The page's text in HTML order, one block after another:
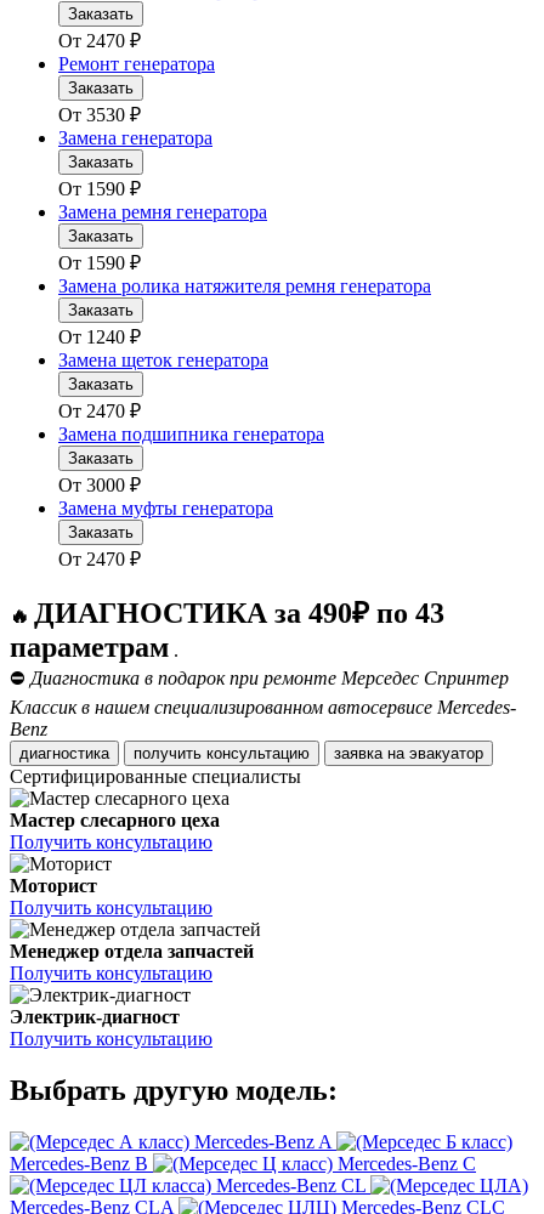
Заказать
От 2470 ₽
Ремонт генератора
Заказать
От 3530 ₽
Замена генератора
Заказать
От 1590 ₽
Замена ремня генератора
Заказать
От 1590 ₽
Замена ролика натяжителя ремня генератора
Заказать
От 1240 ₽
Замена щеток генератора
Заказать
От 2470 ₽
Замена подшипника генератора
Заказать
От 3000 ₽
Замена муфты генератора
Заказать
От 2470 ₽
🔥 ДИАГНОСТИКА за 490₽ по 43
параметрам .
⛔ Диагностика в подарок при ремонте Мерседес Спринтер
Классик в нашем специализированном автосервисе Mercedes-
Benz
диагностика получить консультацию заявка на эвакуатор
Сертифицированные специалисты
Мастер слесарного цеха
Получить консультацию
Моторист
Получить консультацию
Менеджер отдела запчастей
Получить консультацию
Электрик-диагност
Получить консультацию
Выбрать другую модель:
Mercedes-Benz A
Mercedes-Benz B
Mercedes-Benz C
Mercedes-Benz CL
Mercedes-Benz CLA
Mercedes-Benz CLC